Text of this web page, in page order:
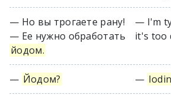
— Но вы трогаете рану!
— Ее нужно обработать
йодом.
— I'm
it's too
— Йодом? —